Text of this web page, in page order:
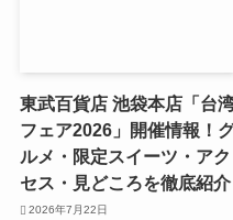
東武百貨店 池袋本店「台
フェア2026」開催情報！
ルメ・限定スイーツ・アク
セス・見どころを徹底紹介
2026年7月22日